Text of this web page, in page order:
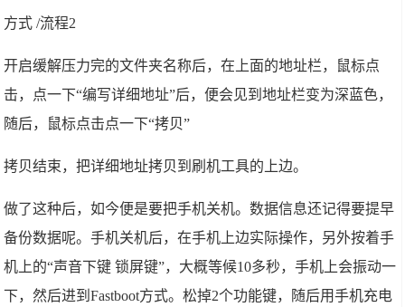
方式 /流程2
开启缓解压力完的文件夹名称后，在上面的地址栏，鼠标点
击，点一下“编写详细地址”后，便会见到地址栏变为深蓝色，
随后，鼠标点击点一下“拷贝”
拷贝结束，把详细地址拷贝到刷机工具的上边。
做了这种后，如今便是要把手机关机。数据信息还记得要提早
备份数据呢。手机关机后，在手机上边实际操作，另外按着手
机上的“声音下键 锁屏键”，大概等候10多秒，手机上会振动一
下，然后进到Fastboot方式。松掉2个功能键，随后用手机充电